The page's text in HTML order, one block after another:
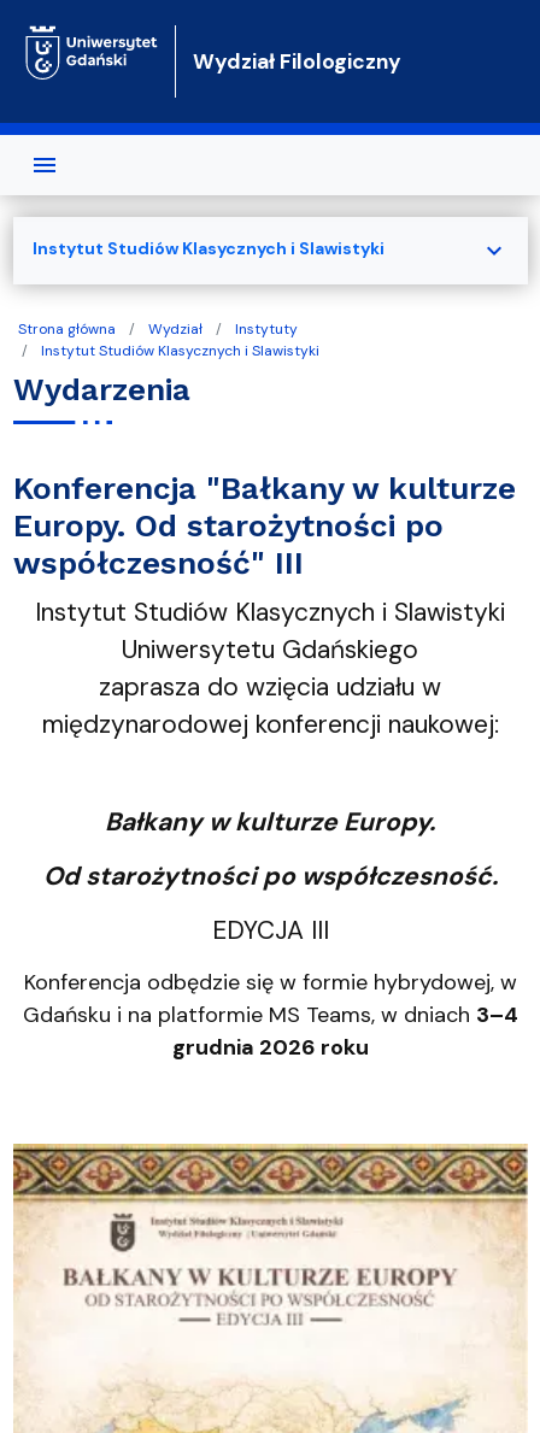
Wydział Filologiczny
Strona główna Wydział
Instytuty
Instytut Studiów Klasycznych i Slawistyki
Wydarzenia
Konferencja "Bałkany w kulturze
Europy. Od starożytności po
współczesność" III
Instytut Studiów Klasycznych i Slawistyki
Uniwersytetu Gdańskiego
zaprasza do wzięcia udziału w
międzynarodowej konferencji naukowej:
Bałkany w kulturze Europy.
Od starożytności po współczesność.
EDYCJA III
Konferencja odbędzie się w formie hybrydowej, w
Gdańsku i na platformie MS Teams, w dniach 3–4
grudnia 2026 roku
Instytut Studiów Klasycznych i Slawistyki expand_more